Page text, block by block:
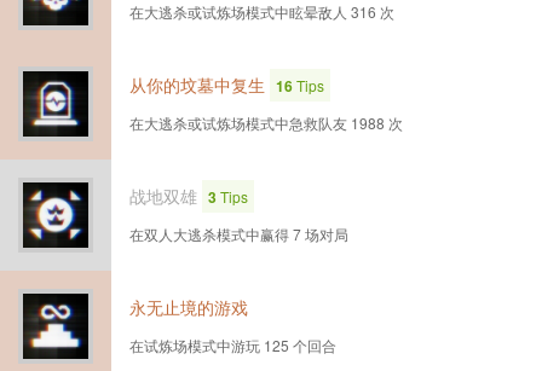
在大逃杀或试炼场模式中眩晕敌人 316 次
从你的坟墓中复生 16Tips
在大逃杀或试炼场模式中急救队友 1988 次
战地双雄 3Tips
在双人大逃杀模式中赢得 7 场对局
永无止境的游戏
在试炼场模式中游玩 125 个回合